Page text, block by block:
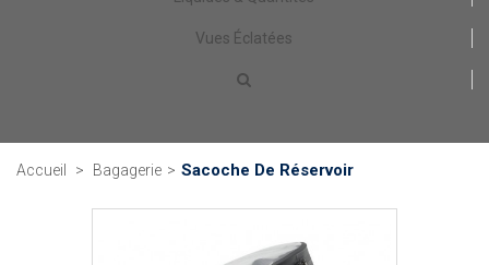
Vues Éclatées
Accueil > Bagagerie > Sacoche De Réservoir